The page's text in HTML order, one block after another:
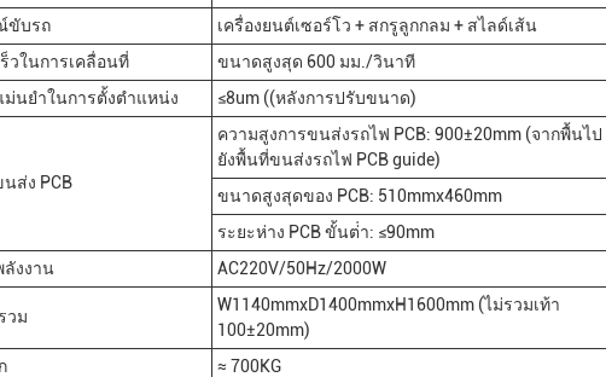
ขับรถ
เครื่องยนต์เซอร์โว + สกรูลูกกลม + สไลด์เส้น
วในการเคลื่อนที่
ขนาดสูงสุด 600 มม./วินาที
ม่นยําในการตั้งตําแหน่ง
≤8um ((หลังการปรับขนาด)
ส่ง PCB
ความสูงการขนส่งรถไฟ PCB: 900±20mm (จากพื้นไป
ยังพื้นที่ขนส่งรถไฟ PCB guide)
ขนาดสูงสุดของ PCB: 510mmx460mm
ระยะห่าง PCB ขั้นต่ํา: ≤90mm
ลังงาน AC220V/50Hz/2000W
วม
W1140mmxD1400mmxH1600mm (ไม่รวมเท้า
100±20mm)
≈ 700KG